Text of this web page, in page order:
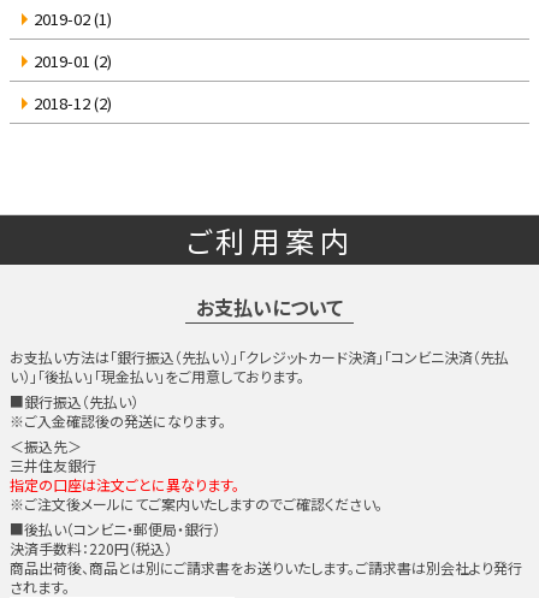
2019-02(1)
2019-01 (2)
2018-12(2)
ご利用案内
お支払いについて
お支払い方法は「銀行振込（先払い）」「クレジットカード決済」「コンビニ決済（先払
い）」「後払い」「現金払い」をご用意しております。
■銀行振込（先払い）
※ご入金確認後の発送になります。
＜振込先＞
三井住友銀行
指定の口座は注文ごとに異なります。
※ご注文後メールにてご案内いたしますのでご確認ください。
■後払い（コンビニ・郵便局・銀行）
決済手数料：220円（税込）
商品出荷後、商品とは別にご請求書をお送りいたします。ご請求書は別会社より発行
されます。